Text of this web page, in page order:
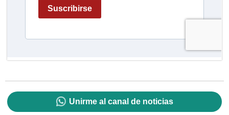
Unirme al canal de noticias